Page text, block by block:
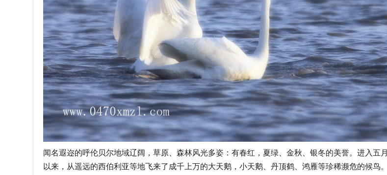
闻名遐迩的呼伦贝尔地域辽阔，草原、森林风光多姿：有春红，夏绿、金秋、银冬的美誉。进入五月
以来，从遥远的西伯利亚等地飞来了成千上万的大天鹅，小天鹅、丹顶鹤、鸿雁等珍稀濒危的候鸟。